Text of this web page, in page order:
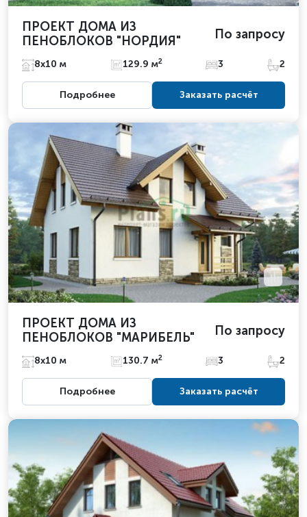
ПРОЕКТ ДОМА ИЗ
ПЕНОБЛОКОВ "НОРДИЯ"
По запросу
8х10 м 129.9 м2 3 2
Подробнее Заказать расчёт
ПРОЕКТ ДОМА ИЗ
ПЕНОБЛОКОВ "МАРИБЕЛЬ"
По запросу
8х10 м 130.7 м2 3 2
Подробнее Заказать расчёт